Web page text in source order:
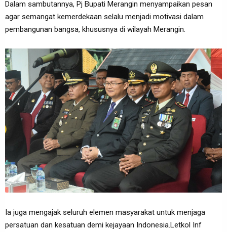
Dalam sambutannya, Pj Bupati Merangin menyampaikan pesan
agar semangat kemerdekaan selalu menjadi motivasi dalam
pembangunan bangsa, khususnya di wilayah Merangin.
Ia juga mengajak seluruh elemen masyarakat untuk menjaga
persatuan dan kesatuan demi kejayaan Indonesia.Letkol Inf